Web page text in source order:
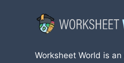
Worksheet World is